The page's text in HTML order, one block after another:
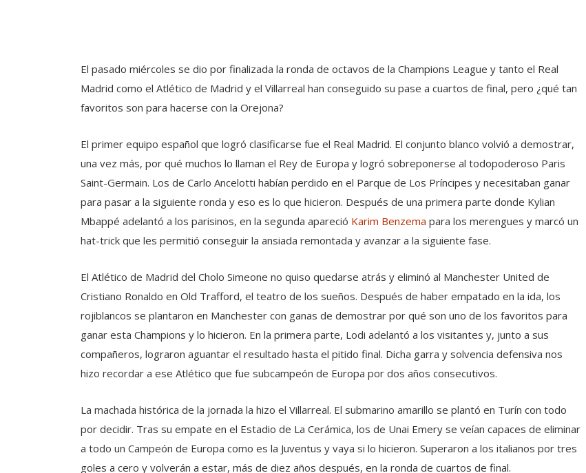
El pasado miércoles se dio por finalizada la ronda de octavos de la Champions League y tanto el Real
Madrid como el Atlético de Madrid y el Villarreal han conseguido su pase a cuartos de final, pero ¿qué tan
favoritos son para hacerse con la Orejona?
El primer equipo español que logró clasificarse fue el Real Madrid. El conjunto blanco volvió a demostrar,
una vez más, por qué muchos lo llaman el Rey de Europa y logró sobreponerse al todopoderoso Paris
Saint-Germain. Los de Carlo Ancelotti habían perdido en el Parque de Los Príncipes y necesitaban ganar
para pasar a la siguiente ronda y eso es lo que hicieron. Después de una primera parte donde Kylian
Mbappé adelantó a los parisinos, en la segunda apareció Karim Benzema para los merengues y marcó un
hat-trick que les permitió conseguir la ansiada remontada y avanzar a la siguiente fase.
El Atlético de Madrid del Cholo Simeone no quiso quedarse atrás y eliminó al Manchester United de
Cristiano Ronaldo en Old Trafford, el teatro de los sueños. Después de haber empatado en la ida, los
rojiblancos se plantaron en Manchester con ganas de demostrar por qué son uno de los favoritos para
ganar esta Champions y lo hicieron. En la primera parte, Lodi adelantó a los visitantes y, junto a sus
compañeros, lograron aguantar el resultado hasta el pitido final. Dicha garra y solvencia defensiva nos
hizo recordar a ese Atlético que fue subcampeón de Europa por dos años consecutivos.
La machada histórica de la jornada la hizo el Villarreal. El submarino amarillo se plantó en Turín con todo
por decidir. Tras su empate en el Estadio de La Cerámica, los de Unai Emery se veían capaces de eliminar
a todo un Campeón de Europa como es la Juventus y vaya si lo hicieron. Superaron a los italianos por tres
goles a cero y volverán a estar, más de diez años después, en la ronda de cuartos de final.